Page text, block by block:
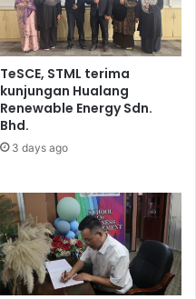
TeSCE, STML terima
kunjungan Hualang
Renewable Energy Sdn.
Bhd.
3 days ago